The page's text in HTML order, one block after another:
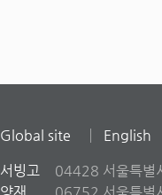
Global site English
서빙고 04428 서울특별